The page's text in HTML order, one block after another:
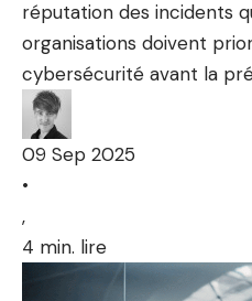
réputation des incidents
organisations doivent
cybersécurité avant la
09 Sep 2025
•
,
4 min. lire